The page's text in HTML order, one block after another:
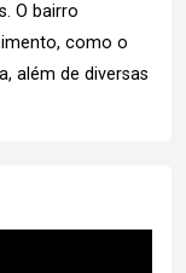
O bairro
como o
além de diversas